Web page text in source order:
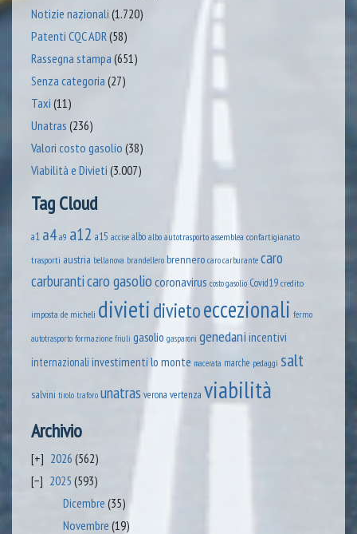
Notizie nazionali (1.720)
Patenti CQC ADR (58)
Rassegna stampa (651)
Senza categoria (27)
Taxi (11)
Unatras (236)
Valori costo gasolio (38)
Viabilità e Divieti (3.007)
Tag Cloud
a1 a4 a9 a12 a15 accise albo albo autotrasporto assemblea confartigianato
trasporti austria bellanova brandellero brennero caro carburante caro
carburanticaro gasoliocoronavirus costo gasolio Covid19credito
imposta de micheli divietidivietoeccezionali fermo
autotrasporto formazione friuli gasolio gasparoni genedani incentivi
internazionali investimenti lo monte macerata marche pedaggi salt
salvini tirolo traforo unatras verona vertenza viabilità
Archivio
2026 (562)
2025 (593)
Dicembre (35)
Novembre (19)